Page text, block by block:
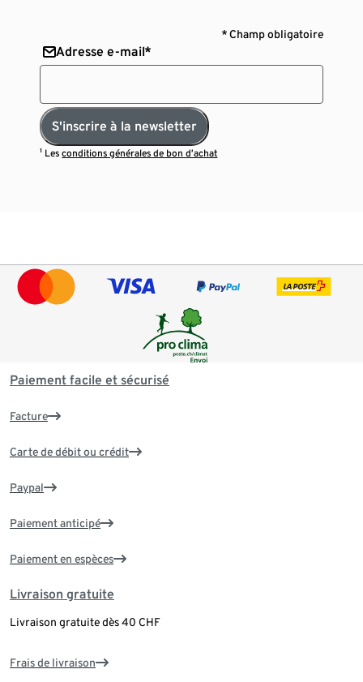
* Champ obligatoire
Adresse e-mail*
S'inscrire à la newsletter
¹ Lesconditions générales de bon d’achat
Paiement facile et sécurisé
Facture
Carte de débit ou crédit
Paypal
Paiement anticipé
Paiement en espèces
Livraison gratuite
Livraison gratuite dès 40 CHF
Frais de livraison